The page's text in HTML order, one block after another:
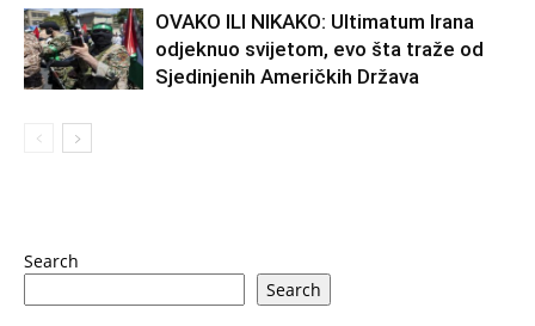
OVAKO ILI NIKAKO: Ultimatum Irana
odjeknuo svijetom, evo šta traže od
Sjedinjenih Američkih Država
Search
Search